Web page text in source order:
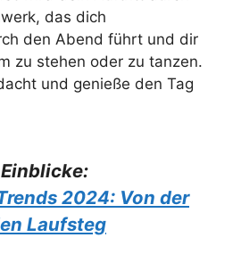
das dich
den Abend führt und dir
zu stehen oder zu tanzen.
und genieße den Tag
2024: Von der
Laufsteg